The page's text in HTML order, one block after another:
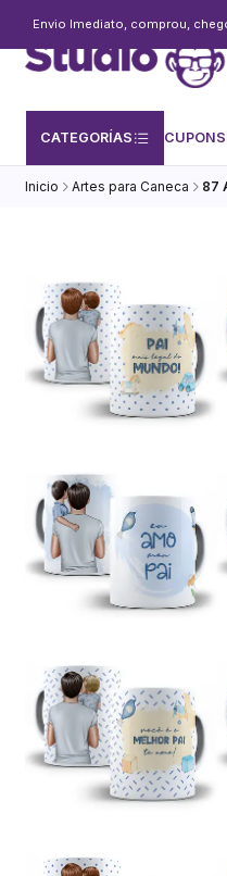
CATEGORÍAS CUPONS
Envio Imediato, comprou,
Inicio Artes para Caneca 87